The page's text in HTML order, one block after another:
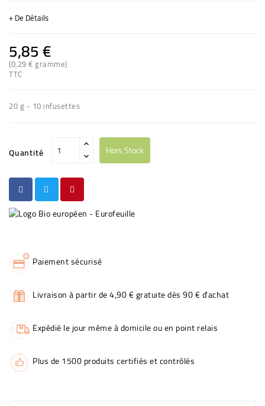
+ De Détails
5,85 €
(0,29 € gramme)
TTC
20 g - 10 infusettes
Quantité Hors Stock
Paiement sécurisé
Livraison à partir de 4,90 € gratuite dès 90 € d'achat
Expédié le jour même à domicile ou en point relais
Plus de 1500 produits certifiés et contrôlés